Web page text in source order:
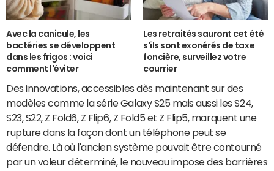
Avec la canicule, les
bactéries se développent
dans les frigos : voici
comment l'éviter
Les retraités sauront cet été
s'ils sont exonérés de taxe
foncière, surveillez votre
courrier
Des innovations, accessibles dès maintenant sur des
modèles comme la série Galaxy S25 mais aussi les S24,
S23, S22, Z Fold6, Z Flip6, Z Fold5 et Z Flip5, marquent une
rupture dans la façon dont un téléphone peut se
défendre. Là où l'ancien système pouvait être contourné
par un voleur déterminé, le nouveau impose des barrières